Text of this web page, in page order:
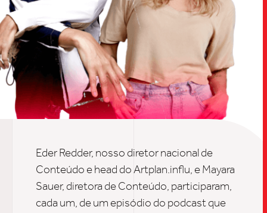
Eder Redder, nosso diretor nacional de
Conteúdo e head do Artplan.influ, e Mayara
Sauer, diretora de Conteúdo, participaram,
cada um, de um episódio do podcast que